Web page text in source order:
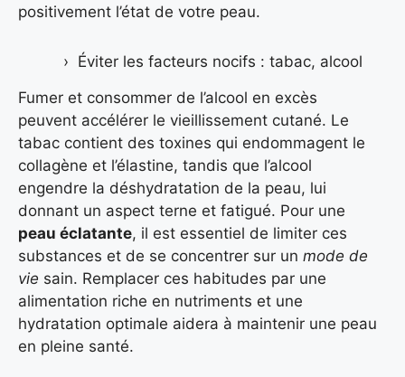
positivement l’état de votre peau.
Éviter les facteurs nocifs : tabac, alcool
Fumer et consommer de l’alcool en excès
peuvent accélérer le vieillissement cutané. Le
tabac contient des toxines qui endommagent le
collagène et l’élastine, tandis que l’alcool
engendre la déshydratation de la peau, lui
donnant un aspect terne et fatigué. Pour une
peau éclatante, il est essentiel de limiter ces
substances et de se concentrer sur un mode de
vie sain. Remplacer ces habitudes par une
alimentation riche en nutriments et une
hydratation optimale aidera à maintenir une peau
en pleine santé.